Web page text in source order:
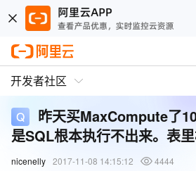
开发者社区
昨天买MaxCompute了
是SQL根本执行不出来。表里
nicenelly 2017-11-08 14:15:12
4444